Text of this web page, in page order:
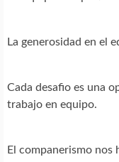
La generosidad en el
Cada desafio es una
trabajo en equipo.
El companerismo nos